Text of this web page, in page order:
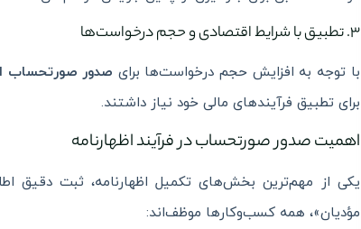
۳. تطبیق با شرایط اقتصادی و حجم درخواست‌ها
با توجه به افزایش حجم درخواست‌ها برای صدور صورتحساب
برای تطبیق فرآیندهای مالی خود نیاز داشتند.
اهمیت صدور صورتحساب در فرآیند اظهارنامه
یکی از مهم‌ترین بخش‌های تکمیل اظهارنامه، ثبت دقیق
مؤدیان»، همه کسب‌وکارها موظف‌اند: